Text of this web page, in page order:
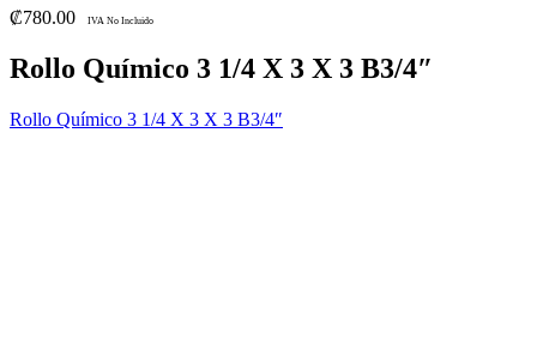
₡780.00 IVA No Incluido
Rollo Químico 3 1/4 X 3 X 3 B3/4″
Rollo Químico 3 1/4 X 3 X 3 B3/4″